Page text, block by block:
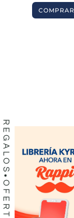
COMPRAR
REGALOS